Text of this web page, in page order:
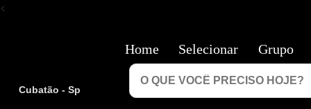
<
Cubatão - Sp
Home Selecionar Grupo